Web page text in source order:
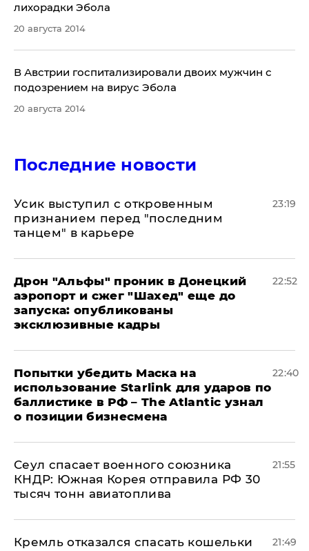
лихорадки Эбола
20 августа 2014
В Австрии госпитализировали двоих мужчин с
подозрением на вирус Эбола
20 августа 2014
Последние новости
Усик выступил с откровенным
признанием перед "последним
танцем" в карьере
23:19
Дрон "Альфы" проник в Донецкий
аэропорт и сжег "Шахед" еще до
запуска: опубликованы
эксклюзивные кадры
22:52
Попытки убедить Маска на
использование Starlink для ударов по
баллистике в РФ – The Atlantic узнал
о позиции бизнесмена
22:40
​Сеул спасает военного союзника
КНДР: Южная Корея отправила РФ 30
тысяч тонн авиатоплива
21:55
Кремль отказался спасать кошельки
21:49